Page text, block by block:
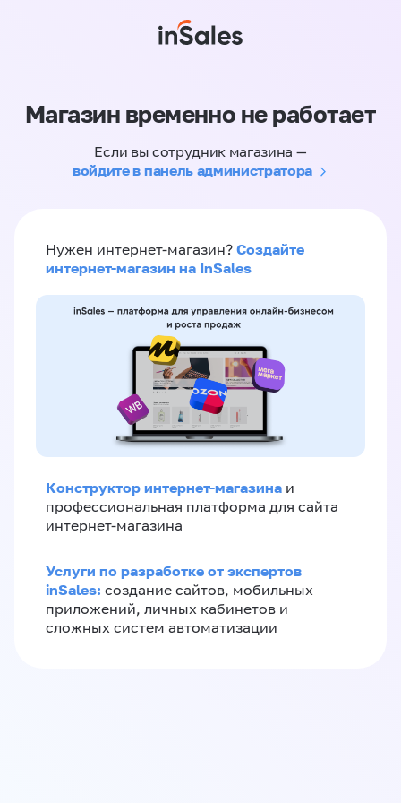
Магазин временно не работает
Если вы сотрудник магазина —
войдите в панель администратора
Нужен интернет-магазин? Создайте
интернет-магазин на InSales
Конструктор интернет-магазина и
профессиональная платформа для сайта
интернет-магазина
Услуги по разработке от экспертов
inSales: создание сайтов, мобильных
приложений, личных кабинетов и
сложных систем автоматизации